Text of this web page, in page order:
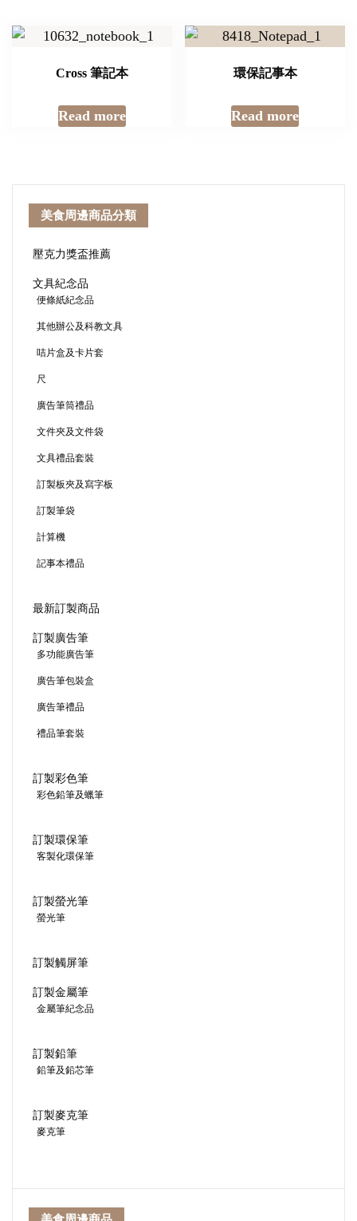
Cross 筆記本
Read more
環保記事本
Read more
美食周邊商品分類
壓克力獎盃推薦
文具紀念品
便條紙紀念品
其他辦公及科教文具
咭片盒及卡片套
尺
廣告筆筒禮品
文件夾及文件袋
文具禮品套裝
訂製板夾及寫字板
訂製筆袋
計算機
記事本禮品
最新訂製商品
訂製廣告筆
多功能廣告筆
廣告筆包裝盒
廣告筆禮品
禮品筆套裝
訂製彩色筆
彩色鉛筆及蠟筆
訂製環保筆
客製化環保筆
訂製螢光筆
螢光筆
訂製觸屏筆
訂製金屬筆
金屬筆紀念品
訂製鉛筆
鉛筆及鉛芯筆
訂製麥克筆
麥克筆